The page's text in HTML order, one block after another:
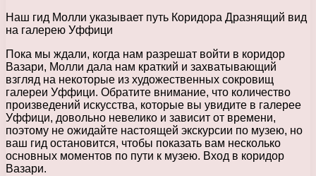
Наш гид Молли указывает путь Коридора Дразнящий вид
на галерею Уффици
Пока мы ждали, когда нам разрешат войти в коридор
Вазари, Молли дала нам краткий и захватывающий
взгляд на некоторые из художественных сокровищ
галереи Уффици. Обратите внимание, что количество
произведений искусства, которые вы увидите в галерее
Уффици, довольно невелико и зависит от времени,
поэтому не ожидайте настоящей экскурсии по музею, но
ваш гид остановится, чтобы показать вам несколько
основных моментов по пути к музею. Вход в коридор
Вазари.